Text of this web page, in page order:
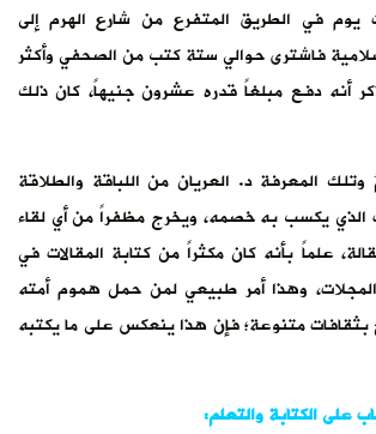
في الطريق المتفرع من شارع الهرم إلى
فاشترى حوالي ستة كتب من الصحفي وأكثر
أنه دفع مبلغاً قدره عشرون جنيهاً، كان ذلك
المعرفة د. العريان من اللباقة والطلاقة
الذي يكسب به خصمه، ويخرج مظفراً من أي لقاء
علماً بأنه كان مكثراً من كتابة المقالات في
وهذا أمر طبيعي لمن حمل هموم أمته
متنوعة؛ فإن هذا ينعكس على ما يكتبه
على الكتابة والتعلم: